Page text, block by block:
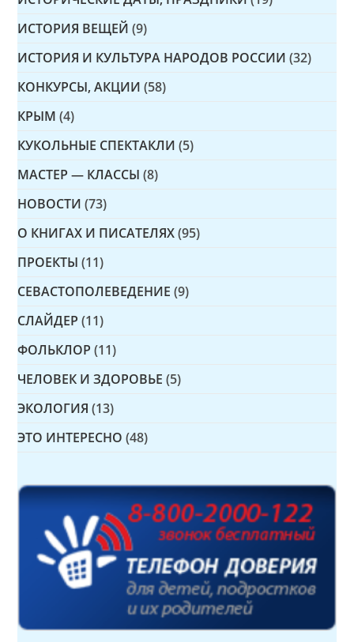
ИСТОРИЯ ВЕЩЕЙ (9)
ИСТОРИЯ И КУЛЬТУРА НАРОДОВ РОССИИ (32)
КОНКУРСЫ, АКЦИИ (58)
КРЫМ (4)
КУКОЛЬНЫЕ СПЕКТАКЛИ (5)
МАСТЕР — КЛАССЫ (8)
НОВОСТИ (73)
О КНИГАХ И ПИСАТЕЛЯХ (95)
ПРОЕКТЫ (11)
СЕВАСТОПОЛЕВЕДЕНИЕ (9)
СЛАЙДЕР (11)
ФОЛЬКЛОР (11)
ЧЕЛОВЕК И ЗДОРОВЬЕ (5)
ЭКОЛОГИЯ (13)
ЭТО ИНТЕРЕСНО (48)